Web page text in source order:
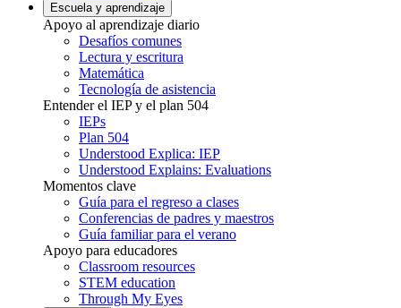
Escuela y aprendizaje
Apoyo al aprendizaje diario
Desafíos comunes
Lectura y escritura
Matemática
Tecnología de asistencia
Entender el IEP y el plan 504
IEPs
Plan 504
Understood Explica: IEP
Understood Explains: Evaluations
Momentos clave
Guía para el regreso a clases
Conferencias de padres y maestros
Guía familiar para el verano
Apoyo para educadores
Classroom resources
STEM education
Through My Eyes